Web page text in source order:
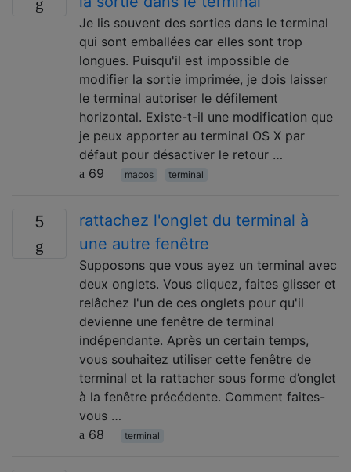
Je lis souvent des sorties dans le terminal
qui sont emballées car elles sont trop
longues. Puisqu'il est impossible de
modifier la sortie imprimée, je dois laisser
le terminal autoriser le défilement
horizontal. Existe-t-il une modification que
je peux apporter au terminal OS X par
défaut pour désactiver le retour …
69
macos terminal
5
rattachez l'onglet du terminal à
une autre fenêtre
Supposons que vous ayez un terminal avec
deux onglets. Vous cliquez, faites glisser et
relâchez l'un de ces onglets pour qu'il
devienne une fenêtre de terminal
indépendante. Après un certain temps,
vous souhaitez utiliser cette fenêtre de
terminal et la rattacher sous forme d’onglet
à la fenêtre précédente. Comment faites-
vous …
68
terminal